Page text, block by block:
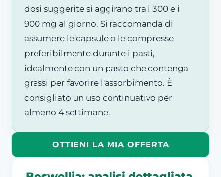
dosi suggerite si aggirano tra i 300 e i
900 mg al giorno. Si raccomanda di
assumere le capsule o le compresse
preferibilmente durante i pasti,
idealmente con un pasto che contenga
grassi per favorire l'assorbimento. È
consigliato un uso continuativo per
almeno 4 settimane.
OTTIENI LA MIA OFFERTA